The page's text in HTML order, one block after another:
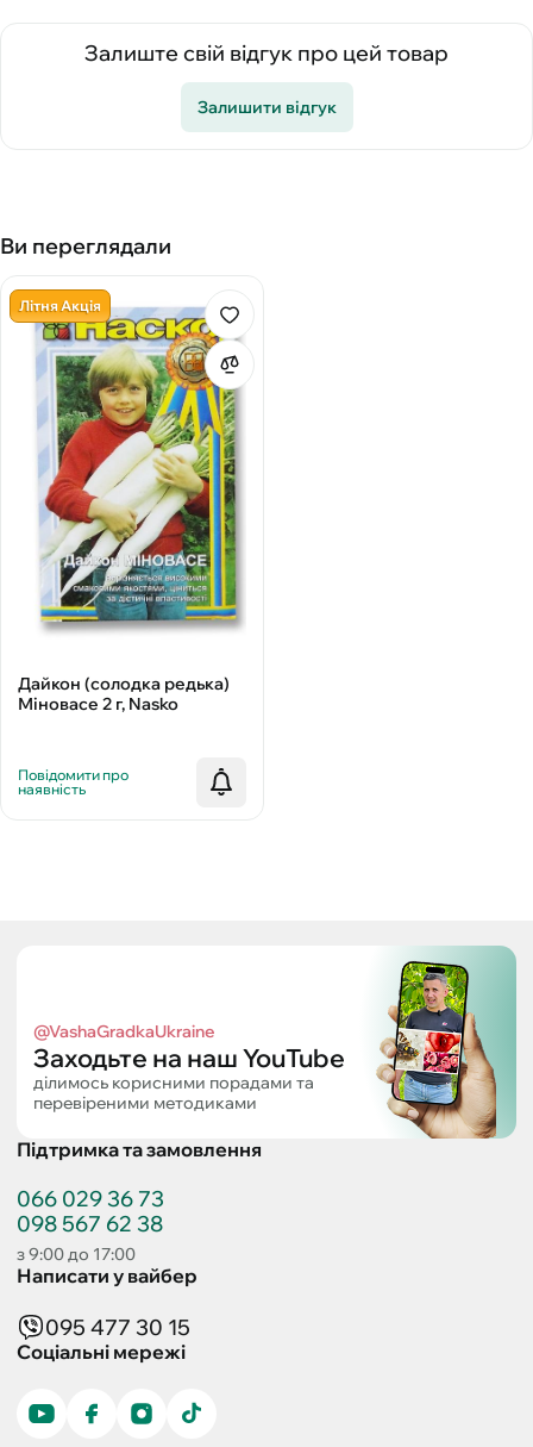
Залиште свій відгук про цей товар
Залишити відгук
Ви переглядали
Літня Акція
Дайкон (солодка редька)
Міновасе 2 г, Nasko
Повідомити про
наявність
@VashaGradkaUkraine
Заходьте на наш YouTube
ділимось корисними порадами та
перевіреними методиками
Підтримка та замовлення
066 029 36 73
098 567 62 38
з 9:00 до 17:00
Написати у вайбер
095 477 30 15
Соціальні мережі